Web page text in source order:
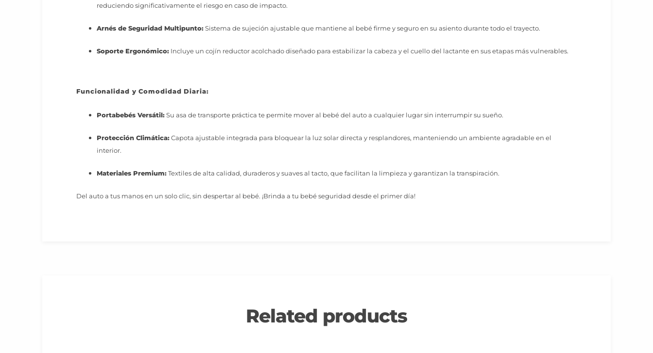
reduciendo significativamente el riesgo en caso de impacto.
Arnés de Seguridad Multipunto:Sistema de sujeción ajustable que mantiene al bebé firme y seguro en su asiento durante todo el trayecto.
Soporte Ergonómico: Incluye un cojín reductor acolchado diseñado para estabilizar la cabeza y el cuello del lactante en sus etapas más vulnerables.
Funcionalidad y Comodidad Diaria:
Portabebés Versátil:Su asa de transporte práctica te permite mover al bebé del auto a cualquier lugar sin interrumpir su sueño.
Protección Climática:Capota ajustable integrada para bloquear la luz solar directa y resplandores, manteniendo un ambiente agradable en el
interior.
Materiales Premium:Textiles de alta calidad, duraderos y suaves al tacto, que facilitan la limpieza y garantizan la transpiración.
Del auto a tus manos en un solo clic, sin despertar al bebé. ¡Brinda a tu bebé seguridad desde el primer día!
Related products